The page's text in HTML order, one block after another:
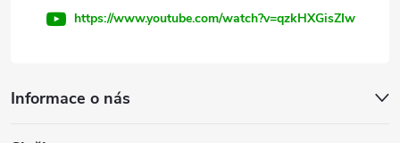
Informace o nás
https://www.youtube.com/watch?v=qzkHXGisZIw